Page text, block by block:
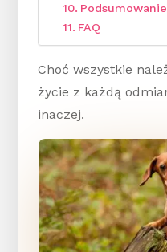
Podsumowanie
FAQ
Choć wszystkie
życie z każdą
inaczej.